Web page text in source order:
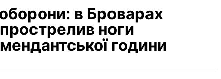
в Броварах
ноги
години